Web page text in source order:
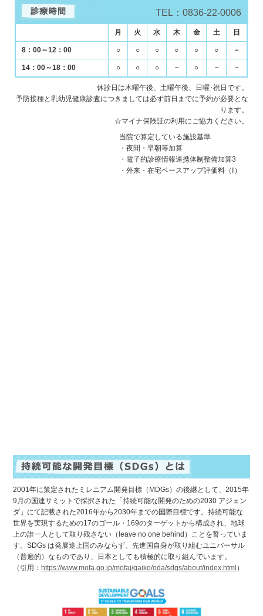
TEL：0836-22-0006
月 火 水 木 金 土 日
8：00～12：00 ○ ○ ○ ○ ○ ○ －
14：00～18：00 ○ ○ ○ － ○ － －
休診日は木曜午後、土曜午後、日曜･祝日です。
予防接種と乳幼児健康診査につきましては必ず前日までに予約が必要とな
ります。
☆マイナ保険証の利用にご協力ください。
当院で算定している施設基準
・夜間・早朝等加算
・電子的診療情報連携体制整備加算3
・外来・在宅ベースアップ評価料（Ⅰ）
2001年に策定されたミレニアム開発目標（MDGs）の後継として、2015年
9月の国連サミットで採択された「持続可能な開発のための2030 アジェン
ダ」にて記載された2016年から2030年までの国際目標です。持続可能な
世界を実現するための17のゴール・169のターゲットから構成され、地球
上の誰一人として取り残さない（leave no one behind）ことを誓っていま
す。SDGs は発展途上国のみならず、先進国自身が取り組むユニバーサル
（普遍的）なものであり、日本としても積極的に取り組んでいます。
（引用： https://www.mofa.go.jp/mofaj/gaiko/oda/sdgs/about/index.html ）